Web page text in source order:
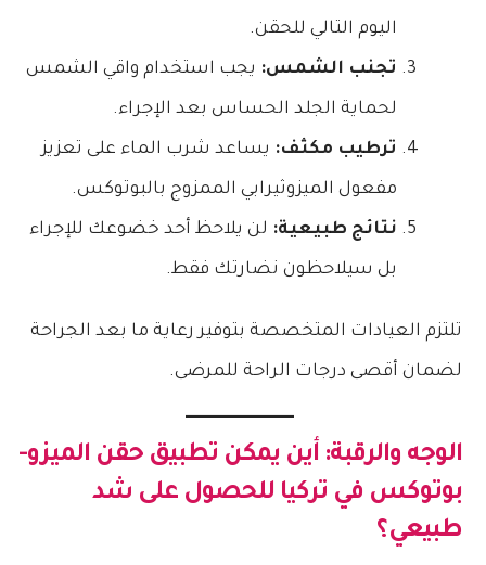
اليوم التالي للحقن.
تجنب الشمس: يجب استخدام واقي الشمس
لحماية الجلد الحساس بعد الإجراء.
ترطيب مكثف: يساعد شرب الماء على تعزيز
مفعول الميزوثيرابي الممزوج بالبوتوكس.
نتائج طبيعية: لن يلاحظ أحد خضوعك للإجراء
بل سيلاحظون نضارتك فقط.
تلتزم العيادات المتخصصة بتوفير رعاية ما بعد الجراحة
لضمان أقصى درجات الراحة للمرضى.
الوجه والرقبة: أين يمكن تطبيقحقن الميزو-
بوتوكس في تركيا للحصول على شد
طبيعي؟